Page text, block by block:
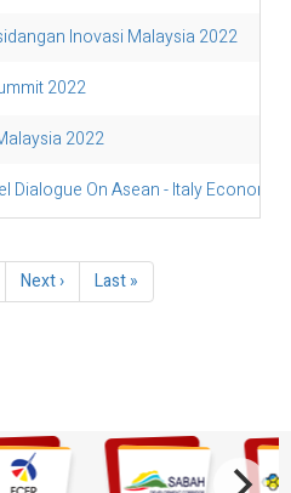
Inovasi Malaysia 2022
2022
2022
Dialogue On Asean - Italy
Next
page
Next ›
Last
page
Last »